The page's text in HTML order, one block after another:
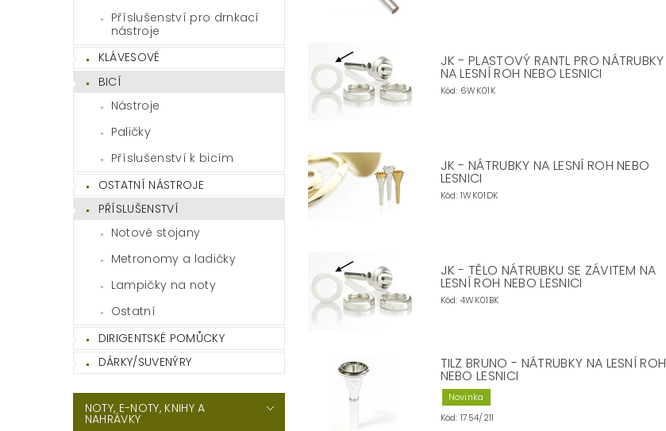
Příslušenství pro drnkací
nástroje
KLÁVESOVÉ
BICÍ
Nástroje
Paličky
Příslušenství k bicím
OSTATNÍ NÁSTROJE
PŘÍSLUŠENSTVÍ
Notové stojany
Metronomy a ladičky
Lampičky na noty
Ostatní
DIRIGENTSKÉ POMŮCKY
DÁRKY/SUVENÝRY
NOTY, E-NOTY, KNIHY A
NAHRÁVKY
JK - PLASTOVÝ RANTL PRO NÁTRUBKY
NA LESNÍ ROH NEBO LESNICI
Kód: 6WK01K
JK - NÁTRUBKY NA LESNÍ ROH NEBO
LESNICI
Kód:1WK01DK
JK - TĚLO NÁTRUBKU SE ZÁVITEM NA
LESNÍ ROH NEBO LESNICI
Kód:4WK01BK
TILZ BRUNO - NÁTRUBKY NA LESNÍ ROH
NEBO LESNICI
Novinka
Kód:1754/211